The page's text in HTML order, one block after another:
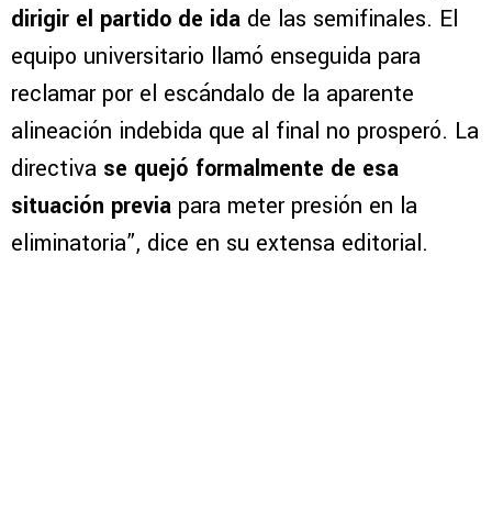
dirigir el partido de ida de las semifinales. El
equipo universitario llamó enseguida para
reclamar por el escándalo de la aparente
alineación indebida que al final no prosperó. La
directiva se quejó formalmente de esa
situación previa para meter presión en la
eliminatoria”, dice en su extensa editorial.